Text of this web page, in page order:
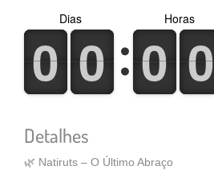
0
0
1
1 0
0
1
1
Dias
0
0
1
1 0
0
1
1
Horas
Detalhes
🌿 Natiruts – O Último Abraço